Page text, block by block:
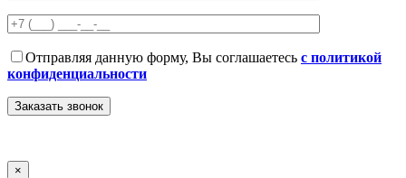
Отправляя данную форму, Вы соглашаетесь с политикой
конфиденциальности
×